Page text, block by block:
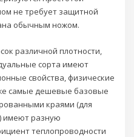
не требует защитной
обычным ножом.
различной плотности,
сорта имеют
свойства, физические
самые дешевые базовые
краями (для
имеют разную
теплопроводности